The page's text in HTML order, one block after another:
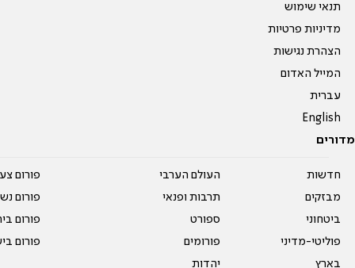
תנאי שימוש
מדיניות פרטיות
הצהרת נגישות
המייל האדום
עברית
English
מדורים
חדשות
מבזקים
ביטחוני
פוליטי-מדיני
בארץ
העולם הערבי
תרבות ופנאי
ספורט
פורומים
יהדות
פורום
פורום
פורום
פורום